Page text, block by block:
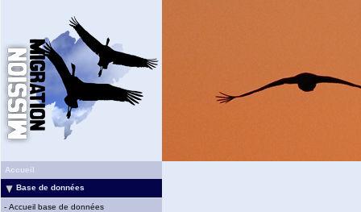
Accueil
Base de données
- Accueil base de données